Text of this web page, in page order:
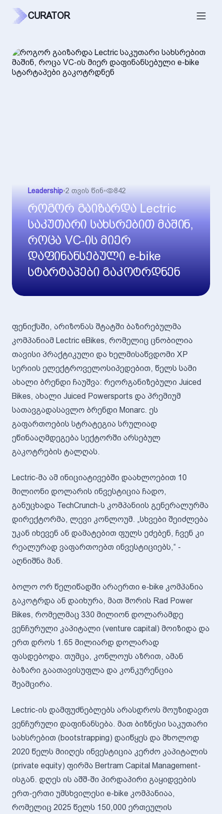
CURATOR
Leadership•2 თვის წინ• 842
როგორ გაიზარდა Lectric
საკუთარი სახსრებით მაშინ,
როცა VC-ის მიერ
დაფინანსებული e-bike
სტარტაპები გაკოტრდნენ
ფენიქსში, არიზონას შტატში ბაზირებულმა
კომპანიამ Lectric eBikes, რომელიც ცნობილია
თავისი პრაქტიკული და ხელმისაწვდომი XP
სერიის ელექტროველოსიპედებით, წელს სამი
ახალი ბრენდი ჩაუშვა: რეორგანიზებული Juiced
Bikes, ახალი Juiced Powersports და პრემიუმ
სათავგადასავლო ბრენდი Monarc. ეს
გაფართოების სტრატეგია სრულიად
ეწინააღმდეგება სექტორში არსებულ
გაკოტრების ტალღას.
Lectric-მა ამ ინიციატივებში დაახლოებით 10
მილიონი დოლარის ინვესტიცია ჩადო,
განუცხადა TechCrunch-ს კომპანიის გენერალურმა
დირექტორმა, ლევი კონლოუმ. „სხვები შეიძლება
უკან იხევენ ან დამატებით ფულს ეძებენ, ჩვენ კი
რეალურად ვაფართოებთ ინვესტიციებს,“ -
აღნიშნა მან.
ბოლო ორ წელიწადში არაერთი e-bike კომპანია
გაკოტრდა ან დაიხურა, მათ შორის Rad Power
Bikes, რომელმაც 330 მილიონ დოლარამდე
ვენჩურული კაპიტალი (venture capital) მოიზიდა და
ერთ დროს 1.65 მილიარდ დოლარად
ფასდებოდა. თუმცა, კონლოუს აზრით, ამან
ბაზარი გაათავისუფლა და კონკურენცია
შეამცირა.
Lectric-ის დამფუძნებლებს არასდროს მოუზიდავთ
ვენჩურული დაფინანსება. მათ ბიზნესი საკუთარი
სახსრებით (bootstrapping) დაიწყეს და მხოლოდ
2020 წელს მიიღეს ინვესტიცია კერძო კაპიტალის
(private equity) ფირმა Bertram Capital Management-
ისგან. დღეს ის აშშ-ში პირდაპირი გაყიდვების
ერთ-ერთი უმსხვილესი e-bike კომპანიაა,
რომელიც 2025 წელს 150,000 ერთეულის